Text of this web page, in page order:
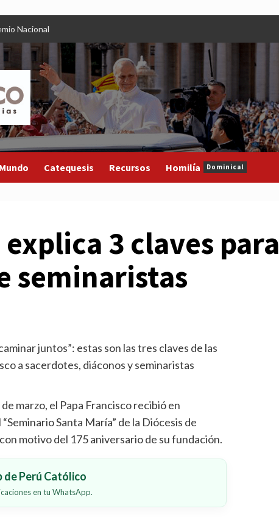
Nacional
Mundo Catequesis Recursos Homilía Dominical
3 claves para
seminaristas
juntos”: estas son las tres claves de las
a sacerdotes, diáconos y seminaristas
marzo, el Papa Francisco recibió en
Santa María” de la Diócesis de
motivo del 175 aniversario de su fundación.
de Perú Católico
en tu WhatsApp.